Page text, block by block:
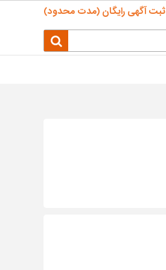
ثبت آگهی رایگان (مدت محدود)